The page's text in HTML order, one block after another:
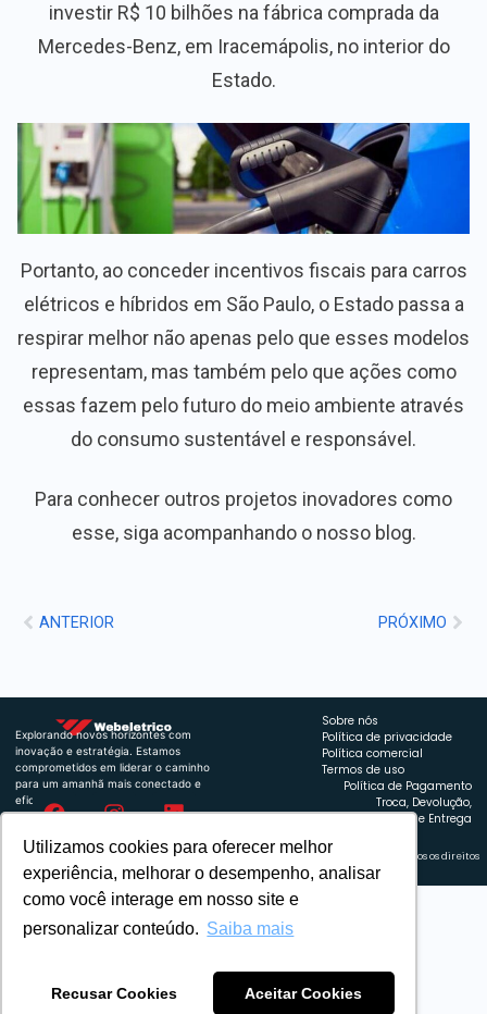
Utilizamos cookies para oferecer melhor
experiência, melhorar o desempenho, analisar
como você interage em nosso site e
personalizar conteúdo. Saiba mais
Recusar Cookies Aceitar Cookies
investir R$ 10 bilhões na fábrica comprada da
Mercedes-Benz, em Iracemápolis, no interior do
Estado.
Portanto, ao conceder incentivos fiscais para carros
elétricos e híbridos em São Paulo, o Estado passa a
respirar melhor não apenas pelo que esses modelos
representam, mas também pelo que ações como
essas fazem pelo futuro do meio ambiente através
do consumo sustentável e responsável.
Para conhecer outros projetos inovadores como
esse, siga acompanhando o nosso blog.
ANTERIOR PRÓXIMO
Explorando novos horizontes com
inovação e estratégia. Estamos
comprometidos em liderar o caminho
para um amanhã mais conectado e
eficiente.
Sobre nós
Política de privacidade
Política comercial
Termos de uso
Política de Pagamento
Troca, Devolução,
Reembolso e Entrega
Retrocart Veiculos Eletricos LTDA CNPJ: 49.759.389/0001-42 | © 2024 Webeletrico. Todos os direitos
reservados.